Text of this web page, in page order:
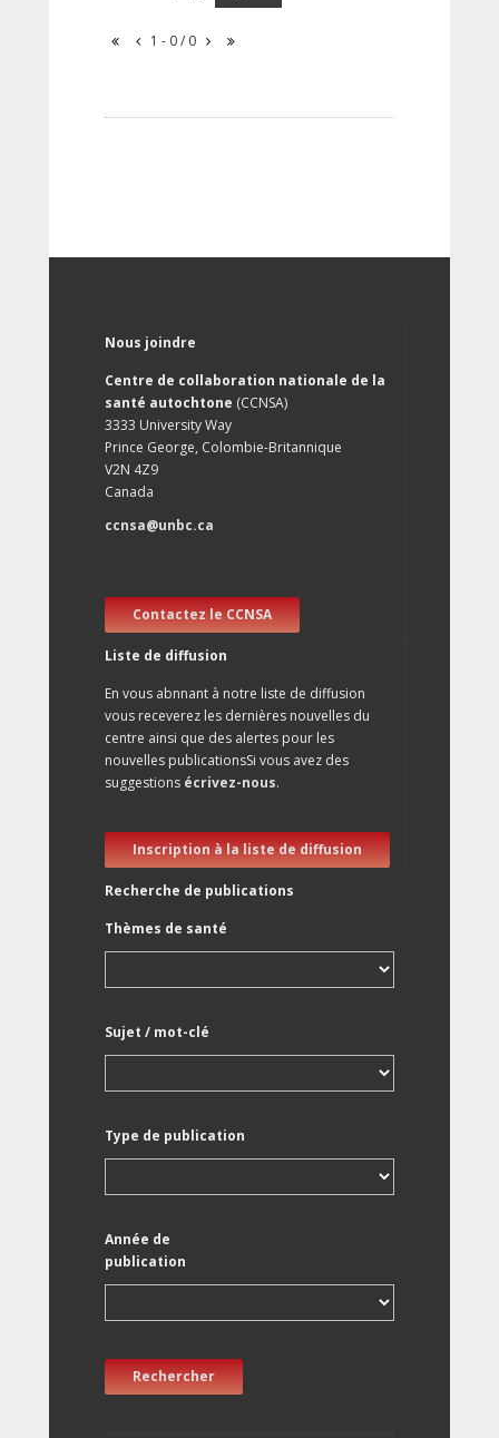
1 - 0 / 0
Nous joindre
Centre de collaboration nationale de la
santé autochtone (CCNSA)
3333 University Way
Prince George, Colombie-Britannique
V2N 4Z9
Canada
ccnsa@unbc.ca
Contactez le CCNSA
Liste de diffusion
En vous abnnant à notre liste de diffusion
vous receverez les dernières nouvelles du
centre ainsi que des alertes pour les
nouvelles publicationsSi vous avez des
suggestions écrivez-nous.
Inscription à la liste de diffusion
Recherche de publications
Thèmes de santé
Sujet / mot-clé
Type de publication
Année de
publication
Rechercher